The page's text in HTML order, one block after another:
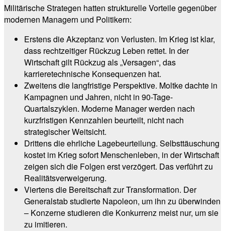
Militärische Strategen hatten strukturelle Vorteile gegenüber
modernen Managern und Politikern:
Erstens die Akzeptanz von Verlusten. Im Krieg ist klar,
dass rechtzeitiger Rückzug Leben rettet. In der
Wirtschaft gilt Rückzug als „Versagen“, das
karrieretechnische Konsequenzen hat.
Zweitens die langfristige Perspektive. Moltke dachte in
Kampagnen und Jahren, nicht in 90-Tage-
Quartalszyklen. Moderne Manager werden nach
kurzfristigen Kennzahlen beurteilt, nicht nach
strategischer Weitsicht.
Drittens die ehrliche Lagebeurteilung. Selbsttäuschung
kostet im Krieg sofort Menschenleben, in der Wirtschaft
zeigen sich die Folgen erst verzögert. Das verführt zu
Realitätsverweigerung.
Viertens die Bereitschaft zur Transformation. Der
Generalstab studierte Napoleon, um ihn zu überwinden
– Konzerne studieren die Konkurrenz meist nur, um sie
zu imitieren.